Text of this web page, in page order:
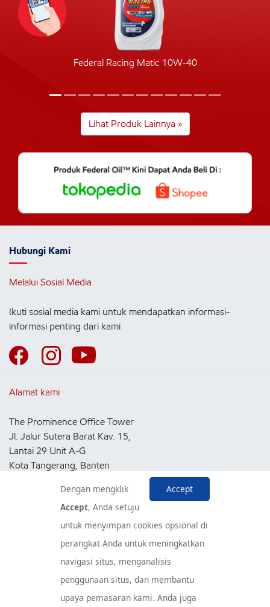
Federal Racing Matic 10W-40
Lihat Produk Lainnya »
Hubungi Kami
Melalui Sosial Media
Ikuti sosial media kami untuk mendapatkan informasi-
informasi penting dari kami
Alamat kami
The Prominence Office Tower
Jl. Jalur Sutera Barat Kav. 15,
Lantai 29 Unit A-G
Kota Tangerang, Banten
Pusat Layanan Konsumen
Accept
Dengan mengklik
Accept, Anda setuju
untuk menyimpan cookies opsional di
perangkat Anda untuk meningkatkan
navigasi situs, menganalisis
penggunaan situs, dan membantu
upaya pemasaran kami. Anda juga